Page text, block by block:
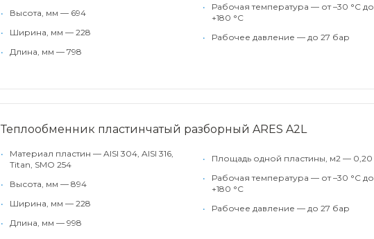
•
Высота, мм — 694
•
Ширина, мм — 228
•
Длина, мм — 798
•
Рабочая температура — от –30 °С до
+180 °С
•
Рабочее давление — до 27 бар
Теплообменник пластинчатый разборный ARES A2L
•
Материал пластин — AISI 304, AISI 316,
Titan, SMO 254
•
Высота, мм — 894
•
Ширина, мм — 228
•
Длина, мм — 998
•
Площадь одной пластины, м2 — 0,20
•
Рабочая температура — от –30 °С до
+180 °С
•
Рабочее давление — до 27 бар